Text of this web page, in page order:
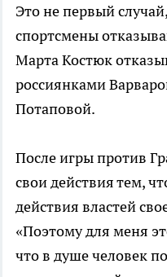
Это не первый
спортсмены
Марта Костюк
россиянками
Потаповой.
После игры против
свои действия тем,
действия властей
«Поэтому для меня
что в душе человек